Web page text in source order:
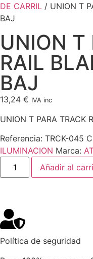
DE CARRIL / UNION T
BAJ
UNION T
RAIL
BAJ
13,24 € IVA inc
UNION T PARA TRACK
Referencia: TRCK-045
ILUMINACION Marca:
Añadir al
Política de seguridad